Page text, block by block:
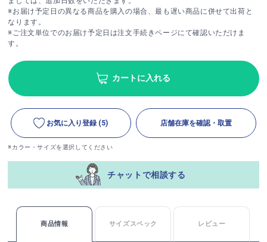
※お届け予定日の異なる商品を購入の場合、最も遅い商品に併せて出荷と
なります。
※ご注文単位でのお届け予定日は注文手続きページにて確認いただけま
す。
カートに入れる
お気に入り登録 (5) 店舗在庫を確認・取置
※カラー・サイズを選択してください
チャットで相談する
商品情報 サイズスペック レビュー